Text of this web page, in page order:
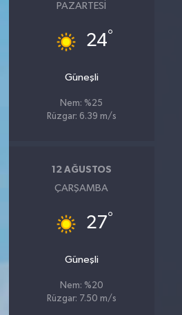
PAZARTESI
24°
Güneşli
Nem: %25
Rüzgar: 6.39 m/s
12 AĞUSTOS
ÇARŞAMBA
27°
Güneşli
Nem: %20
Rüzgar: 7.50 m/s